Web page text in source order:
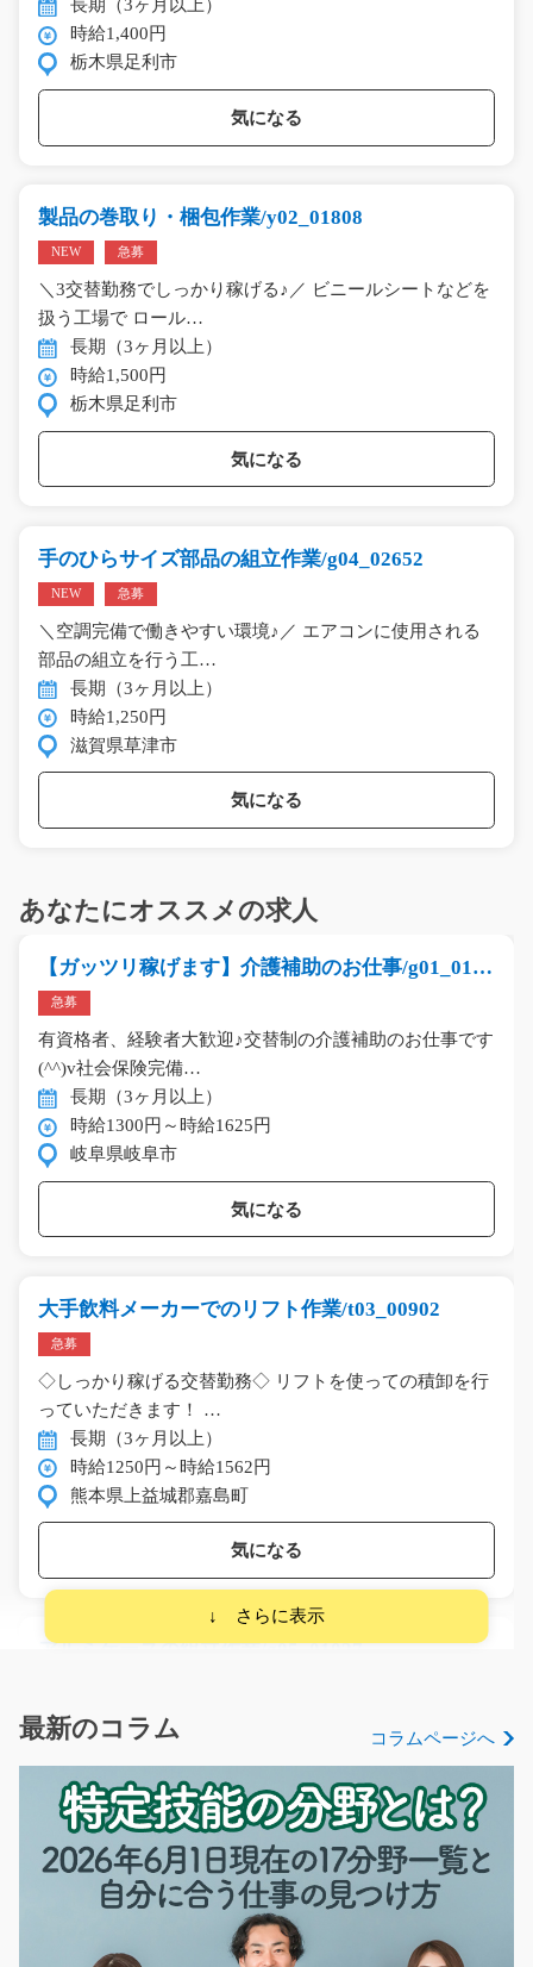
長期（3ヶ月以上）
時給1,400円
栃木県足利市
気になる
製品の巻取り・梱包作業/y02_01808
NEW 急募
＼3交替勤務でしっかり稼げる♪／ ビニールシートなどを
扱う工場で ロール…
長期（3ヶ月以上）
時給1,500円
栃木県足利市
気になる
手のひらサイズ部品の組立作業/g04_02652
NEW 急募
＼空調完備で働きやすい環境♪／ エアコンに使用される
部品の組立を行う工…
長期（3ヶ月以上）
時給1,250円
滋賀県草津市
気になる
あなたにオススメの求人
【ガッツリ稼げます】介護補助のお仕事/g01_0125
0急募
有資格者、経験者大歓迎♪交替制の介護補助のお仕事です
(^^)v社会保険完備…
長期（3ヶ月以上）
時給1300円～時給1625円
岐阜県岐阜市
気になる
大手飲料メーカーでのリフト作業/t03_00902
急募
◇しっかり稼げる交替勤務◇ リフトを使っての積卸を行
っていただきます！ …
長期（3ヶ月以上）
時給1250円～時給1562円
熊本県上益城郡嘉島町
気になる
アルミケースの組立作業/g05_01027
＼残業ほぼなし＊未経験の方もスタートしやすい軽作業
長期（3ヶ月以上）
時給1,350円
神奈川県伊勢原市
気になる
最新のコラム コラムページへ